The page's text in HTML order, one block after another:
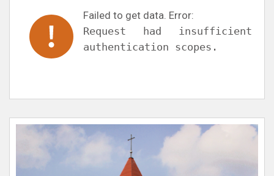
Failed to get data. Error:
Request had insufficient
authentication scopes.